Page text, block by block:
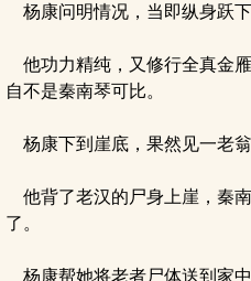
杨康问明情况，当即纵身跃下
他功力精纯，又修行全真金
自不是秦南琴可比。
杨康下到崖底，果然见一老翁
他背了老汉的尸身上崖，秦
了。
杨康帮她将老者尸体送到家中